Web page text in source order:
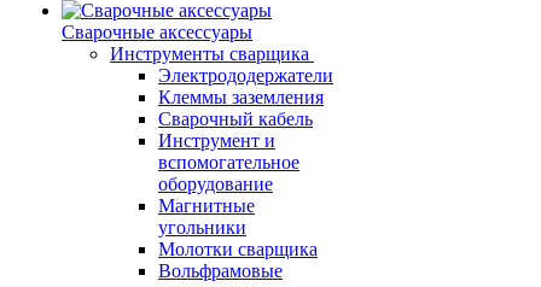
Сварочные аксессуары
Инструменты сварщика
Электрододержатели
Клеммы заземления
Сварочный кабель
Инструмент и
вспомогательное
оборудование
Магнитные
угольники
Молотки сварщика
Вольфрамовые